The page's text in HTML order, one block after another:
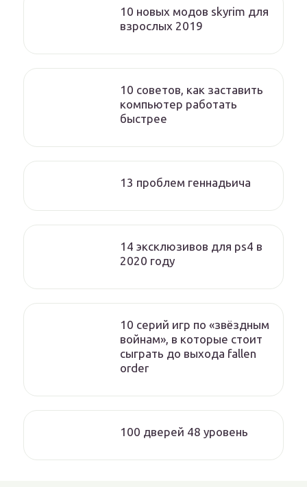
10 новых модов skyrim для
взрослых 2019
10 советов, как заставить
компьютер работать
быстрее
13 проблем геннадьича
14 эксклюзивов для ps4 в
2020 году
10 серий игр по «звёздным
войнам», в которые стоит
сыграть до выхода fallen
order
100 дверей 48 уровень